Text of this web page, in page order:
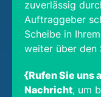
zuverlässig
Auftraggeber
Scheibe in
weiter über den
{Rufen Sie uns
Nachricht, um